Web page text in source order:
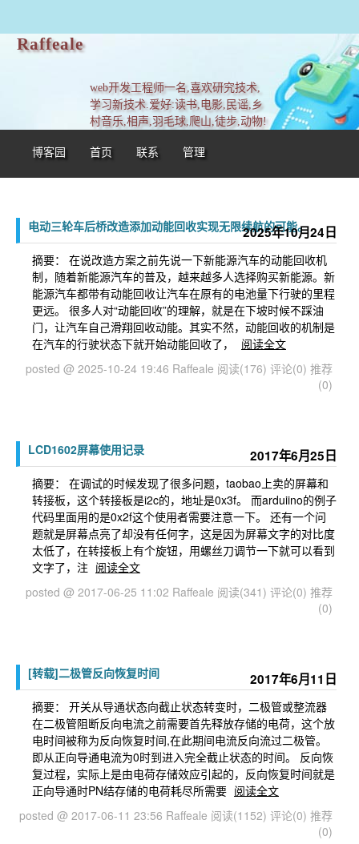
Raffeale
web开发工程师一名,喜欢研究技术,
学习新技术.爱好:读书,电影,民谣,乡
村音乐,相声,羽毛球,爬山,徒步,动物!
博客园 首页 联系 管理
2025年10月24日
电动三轮车后桥改造添加动能回收实现无限续航的可能。
摘要： 在说改造方案之前先说一下新能源汽车的动能回收机
制，随着新能源汽车的普及，越来越多人选择购买新能源。新
能源汽车都带有动能回收让汽车在原有的电池量下行驶的里程
更远。 很多人对“动能回收”的理解，就是在下坡时候不踩油
门，让汽车自己滑翔回收动能。其实不然，动能回收的机制是
在汽车的行驶状态下就开始动能回收了，
阅读全文
posted @ 2025-10-24 19:46 Raffeale 阅读(176) 评论(0) 推荐
(0)
2017年6月25日
LCD1602屏幕使用记录
摘要： 在调试的时候发现了很多问题，taobao上卖的屏幕和
转接板，这个转接板是i2c的，地址是0x3f。 而arduiino的例子
代码里面用的是0x2f这个使用者需要注意一下。 还有一个问
题就是屏幕点亮了却没有任何字，这是因为屏幕文字的对比度
太低了，在转接板上有个旋钮，用螺丝刀调节一下就可以看到
文字了，注 阅读全文
posted @ 2017-06-25 11:02 Raffeale 阅读(341) 评论(0) 推荐
(0)
2017年6月11日
[转载]二极管反向恢复时间
摘要： 开关从导通状态向截止状态转变时，二极管或整流器
在二极管阻断反向电流之前需要首先释放存储的电荷，这个放
电时间被称为反向恢复时间,在此期间电流反向流过二极管。
即从正向导通电流为0时到进入完全截止状态的时间。 反向恢
复过程，实际上是由电荷存储效应引起的，反向恢复时间就是
正向导通时PN结存储的电荷耗尽所需要 阅读全文
posted @ 2017-06-11 23:56 Raffeale 阅读(1152) 评论(0) 推荐
(0)